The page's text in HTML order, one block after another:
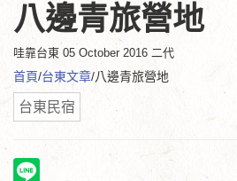
八邊青旅營地
哇靠台東 05 October 2016 二代
首頁/台東文章/八邊青旅營地
台東民宿